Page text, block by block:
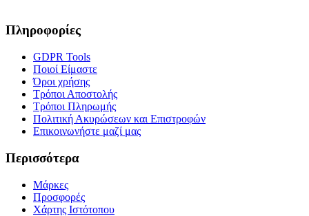
Πληροφορίες
GDPR Tools
Ποιοί Είμαστε
Όροι χρήσης
Τρόποι Αποστολής
Τρόποι Πληρωμής
Πολιτική Ακυρώσεων και Επιστροφών
Επικοινωνήστε μαζί μας
Περισσότερα
Μάρκες
Προσφορές
Χάρτης Ιστότοπου